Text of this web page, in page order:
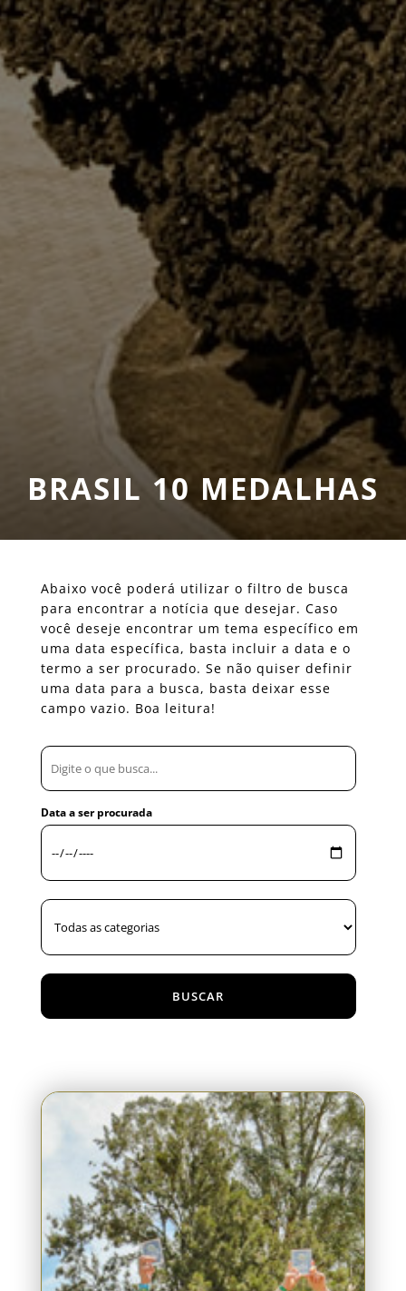
BRASIL 10 MEDALHAS
Abaixo você poderá utilizar o filtro de busca
para encontrar a notícia que desejar. Caso
você deseje encontrar um tema específico em
uma data específica, basta incluir a data e o
termo a ser procurado. Se não quiser definir
uma data para a busca, basta deixar esse
campo vazio. Boa leitura!